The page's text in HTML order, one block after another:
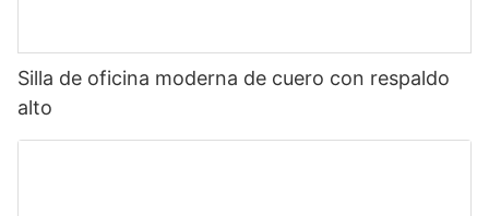
Silla de oficina moderna de cuero con respaldo
alto